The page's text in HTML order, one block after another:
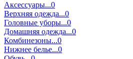
Аксессуары...0
Верхняя одежда...0
Головные уборы...0
Домашняя одежда...0
Комбинезоны...0
Нижнее белье...0